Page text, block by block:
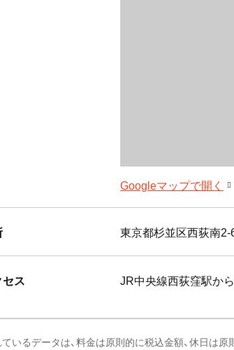
Googleマップで開く
東京都杉並区西荻南2-
ス JR中央線西荻窪駅か
いるデータは、料金は原則的に税込金額、休日は原